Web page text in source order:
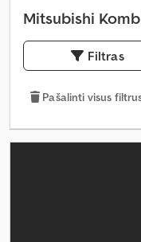
Mitsubishi
Filtras
Pašalinti visus